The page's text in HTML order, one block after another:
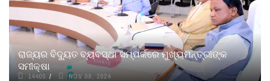
ରାଜ୍ୟର ବିଦ୍ୟୁତ ବ୍ୟବସ୍ଥା ସମ୍ପର୍କରେ ମୁଖ୍ୟମନ୍ତ୍ରୀଙ୍କ
ସମୀକ୍ଷା
14400 NOV 08, 2024